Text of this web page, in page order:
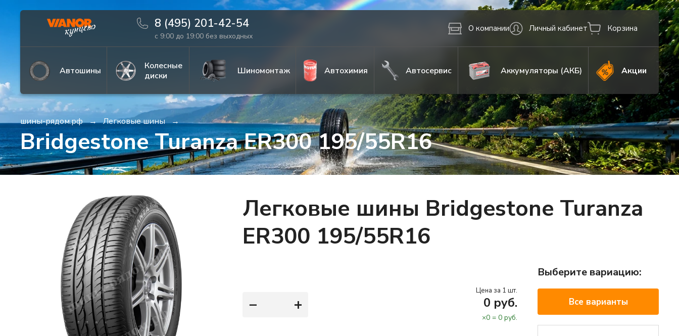
8 (495) 201-42-54
с 9:00 до 19:00 без выходных
О компании Личный кабинет Корзина
Автошины
Колесные
диски
Шиномонтаж Автохимия Автосервис Аккумуляторы (АКБ) Акции
шины-рядом.рф Легковые шины
Bridgestone Turanza ER300 195/55R16
Легковые шины Bridgestone Turanza
ER300 195/55R16
− +
Цена за 1 шт.
0 руб.
×0 = 0 руб.
Выберите вариацию:
Все варианты
Информация Фото товара